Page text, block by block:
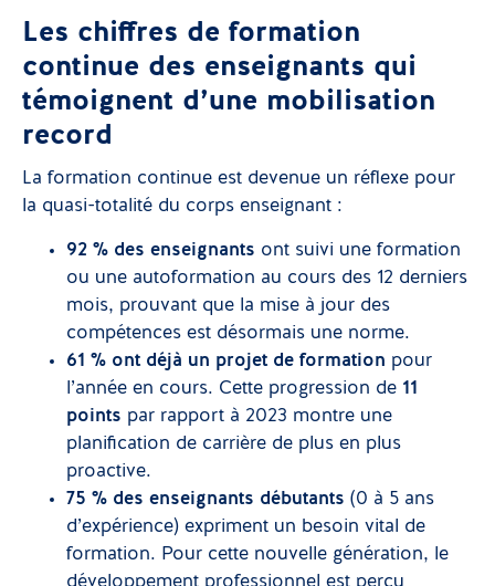
Les chiffres de formation
continue des enseignants qui
témoignent d’une mobilisation
record
La formation continue est devenue un réflexe pour
la quasi-totalité du corps enseignant :
92 % des enseignants ont suivi une formation
ou une autoformation au cours des 12 derniers
mois, prouvant que la mise à jour des
compétences est désormais une norme.
61 % ont déjà un projet de formation pour
l’année en cours. Cette progression de 11
points par rapport à 2023 montre une
planification de carrière de plus en plus
proactive.
75 % des enseignants débutants (0 à 5 ans
d’expérience) expriment un besoin vital de
formation. Pour cette nouvelle génération, le
développement professionnel est perçu